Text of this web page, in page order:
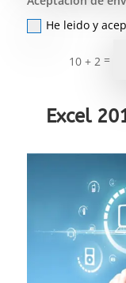
He leido y
10 + 2 =
Excel